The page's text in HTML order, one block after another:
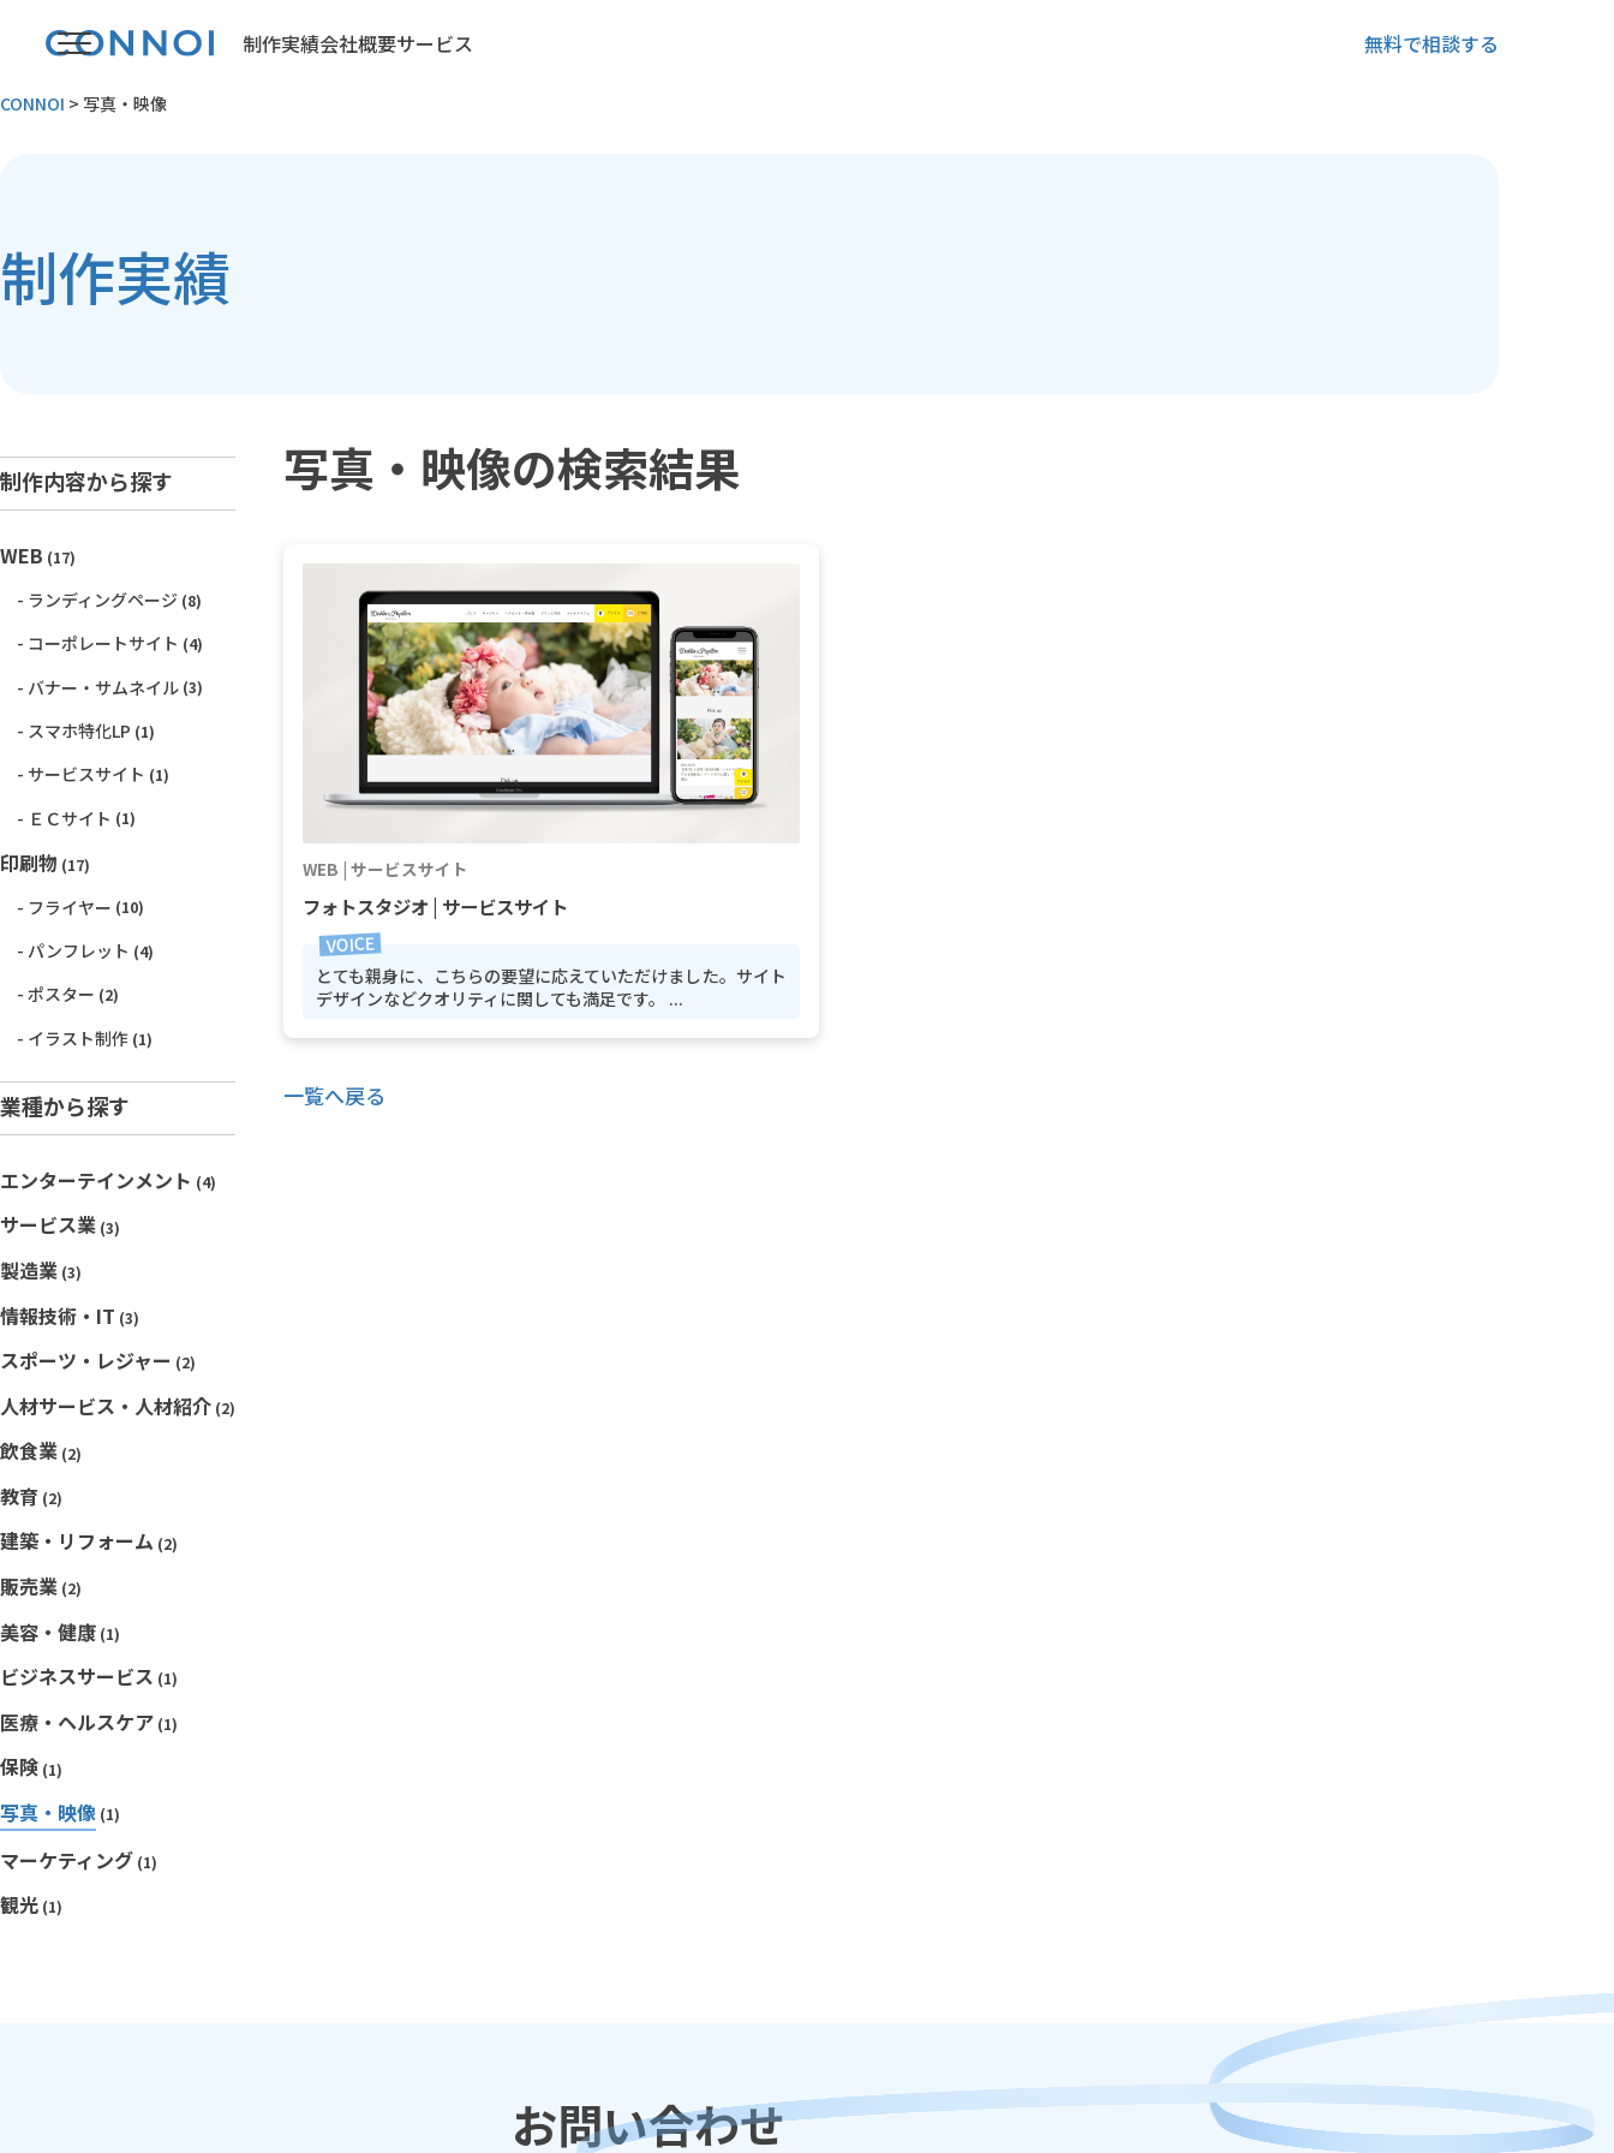
制作実績会社概要サービス 無料で相談する
CONNOI > 写真・映像
制作実績
制作内容から探す
WEB (17)
ランディングページ (8)
コーポレートサイト (4)
バナー・サムネイル (3)
スマホ特化LP (1)
サービスサイト (1)
ＥＣサイト (1)
印刷物 (17)
フライヤー (10)
パンフレット (4)
ポスター (2)
イラスト制作 (1)
業種から探す
エンターテインメント (4)
サービス業 (3)
製造業 (3)
情報技術・IT (3)
スポーツ・レジャー (2)
人材サービス・人材紹介 (2)
飲食業 (2)
教育 (2)
建築・リフォーム (2)
販売業 (2)
美容・健康 (1)
ビジネスサービス (1)
医療・ヘルスケア (1)
保険 (1)
写真・映像 (1)
マーケティング (1)
観光 (1)
写真・映像の検索結果
WEB | サービスサイト
フォトスタジオ | サービスサイト
とても親身に、こちらの要望に応えていただけました。サイト
デザインなどクオリティに関しても満足です。 ...
一覧へ戻る
お問い合わせ